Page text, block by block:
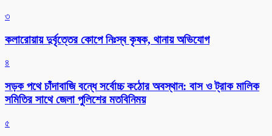
৩
কলারোয়ায় দুর্বৃত্তের কোপে নিঃস্ব কৃষক, থানায় অভিযোগ
৪
সড়ক পথে চাঁদাবাজি বন্ধে সর্বোচ্চ কঠোর অবস্থান: বাস ও ট্রাক মালিক
সমিতির সাথে জেলা পুলিশের মতবিনিময়
৫